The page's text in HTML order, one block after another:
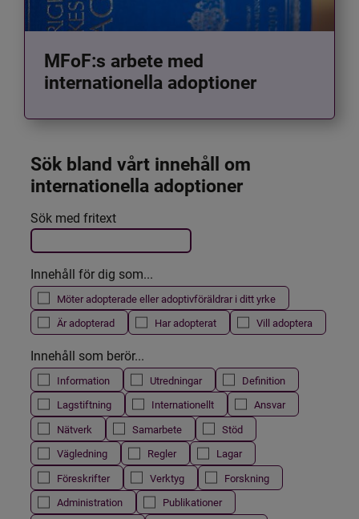
MFoF:s arbete med
internationella adoptioner
Sök bland vårt innehåll om
internationella adoptioner
Filtrera resultatet
Det här formuläret postas automatiskt
Sök med fritext
Innehåll för dig som...
Möter adopterade eller adoptivföräldrar i ditt yrke
Är adopterad
Har adopterat Vill adoptera
Innehåll som berör...
Information Utredningar
Definition
Lagstiftning
Internationellt
Ansvar
Nätverk
Samarbete
Stöd
Vägledning
Regler
Lagar
Föreskrifter
Verktyg
Forskning
Administration
Publikationer